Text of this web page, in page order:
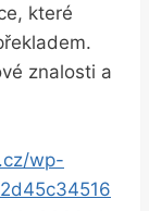
které
znalosti a
wp-